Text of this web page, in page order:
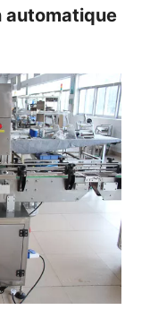
automatique